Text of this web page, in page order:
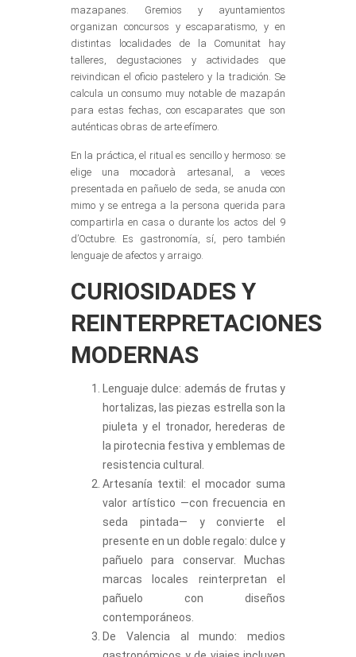
mazapanes. Gremios y ayuntamientos
organizan concursos y escaparatismo, y en
distintas localidades de la Comunitat hay
talleres, degustaciones y actividades que
reivindican el oficio pastelero y la tradición. Se
calcula un consumo muy notable de mazapán
para estas fechas, con escaparates que son
auténticas obras de arte efímero.
En la práctica, el ritual es sencillo y hermoso: se
elige una mocadorà artesanal, a veces
presentada en pañuelo de seda, se anuda con
mimo y se entrega a la persona querida para
compartirla en casa o durante los actos del 9
d’Octubre. Es gastronomía, sí, pero también
lenguaje de afectos y arraigo.
CURIOSIDADES Y
REINTERPRETACIONES
MODERNAS
Lenguaje dulce: además de frutas y
hortalizas, las piezas estrella son la
piuleta y el tronador, herederas de
la pirotecnia festiva y emblemas de
resistencia cultural.
Artesanía textil: el mocador suma
valor artístico —con frecuencia en
seda pintada— y convierte el
presente en un doble regalo: dulce y
pañuelo para conservar. Muchas
marcas locales reinterpretan el
pañuelo con diseños
contemporáneos.
De Valencia al mundo: medios